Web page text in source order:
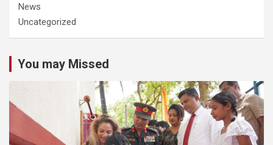
News
Uncategorized
You may Missed